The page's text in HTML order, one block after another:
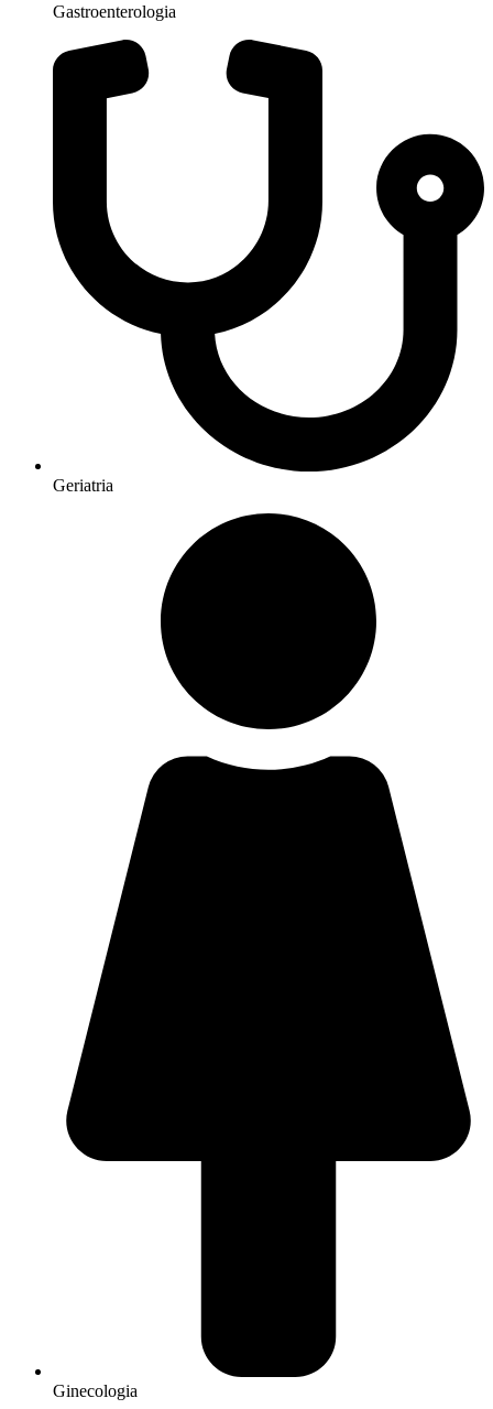
Gastroenterologia
Geriatria
Ginecologia